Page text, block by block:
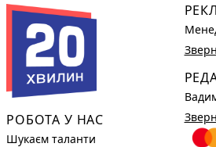
РОБОТА У НАС
Шукаєм таланти